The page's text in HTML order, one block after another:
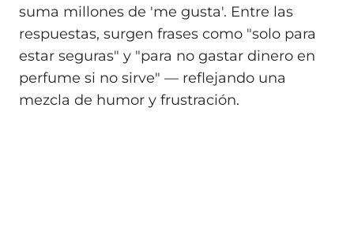
suma millones de 'me gusta'. Entre las
respuestas, surgen frases como "solo para
estar seguras" y "para no gastar dinero en
perfume si no sirve" — reflejando una
mezcla de humor y frustración.